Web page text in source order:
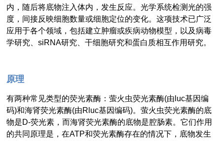
内，随后将底物注入体内，发生反应。光学系统检测光的强
度，间接反映细胞数量或细胞定位的变化。这项技术已广泛
应用于各个领域，包括建立肿瘤或疾病动物模型，以及病毒
学研究、siRNA研究、干细胞研究和蛋白质相互作用研究。
原理
有两种常见类型的荧光素酶：萤火虫荧光素酶(由luc基因编
码)和海肾荧光素酶(由Rluc基因编码)。萤火虫荧光素酶的底
物是D-荧光素，而海肾荧光素酶的底物是腔肠素。它们作用
的共同原理是，在ATP和荧光素酶存在的情况下，底物发生